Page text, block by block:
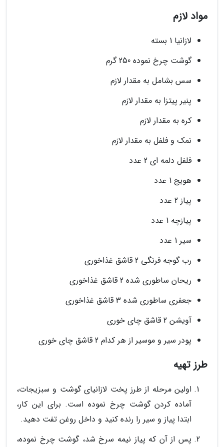
مواد لازم
لازانیا 1 بسته
گوشت چرخ نموده 250 گرم
سس بشامل به مقدار لازم
پنیر پیتزا به مقدار لازم
کره به مقدار لازم
نمک و فلفل به مقدار لازم
فلفل دلمه ای 2 عدد
هویج 1 عدد
پیاز 2 عدد
پیازچه 1 عدد
سیر 1 عدد
رب گوجه فرنگی 2 قاشق غذاخوری
ریحان ساطوری شده 2 قاشق غذاخوری
جعفری ساطوری شده 3 قاشق غذاخوری
آویشن 2 قاشق چای خوری
پودر سیر و موسیر از هر کدام 2 قاشق چای خوری
طرز تهیه
اولین مرحله از طرز پخت لازانیای گوشت و سبزیجات،
آماده کردن گوشت چرخ نموده است. برای این کار،
ابتدا پیاز و سیر را رنده کنید و داخل روغن تفت دهید.
پس از آن که پیاز نیمه سرخ شد، گوشت چرخ نموده،